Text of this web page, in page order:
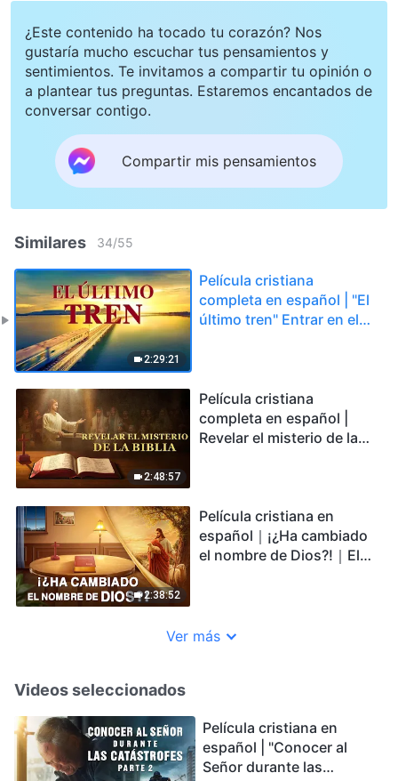
¿Este contenido ha tocado tu corazón? Nos
gustaría mucho escuchar tus pensamientos y
sentimientos. Te invitamos a compartir tu opinión o
a plantear tus preguntas. Estaremos encantados de
conversar contigo.
Compartir mis pensamientos
Similares 34/55
2:29:21
Película cristiana
completa en español | "El
último tren" Entrar en el
2:48:57
Película cristiana
completa en español |
Revelar el misterio de la
2:38:52
Película cristiana en
español｜¡¿Ha cambiado
el nombre de Dios?!｜El
Ver más
Videos seleccionados
Película cristiana en
español | "Conocer al
Señor durante las